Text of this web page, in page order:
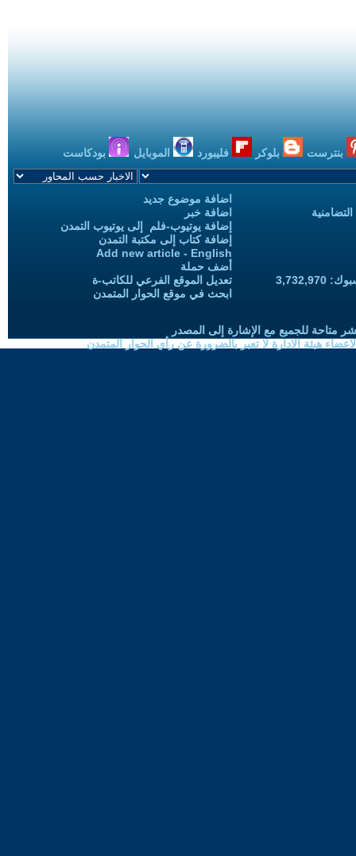
بنترست بلوكر فليبورد الموبايل بودكاست
اضافة موضوع جديد
اضافة خبر
إضافة يوتيوب-فلم إلى يوتيوب التمدن
إضافة كتاب إلى مكتبة التمدن
Add new article - English
أضف حملة
تعديل الموقع الفرعي للكاتب-ة
ابحث في موقع الحوار المتمدن
متاحة للجميع مع الإشارة إلى المصدر
هيئة الادارة لا تعبر بالضرورة عن رأي الحوار المتمدن